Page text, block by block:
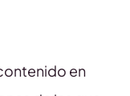
en